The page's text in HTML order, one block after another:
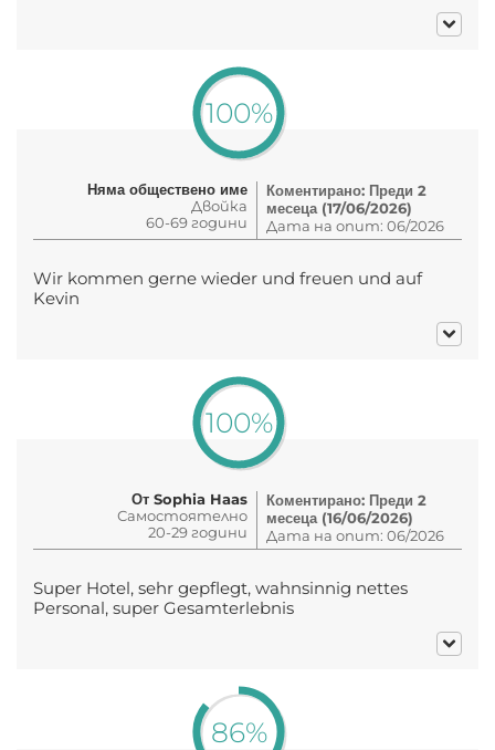
100%
Няма обществено име
Двойка
60-69 години
Коментирано: Преди 2
месеца (17/06/2026)
Дата на опит: 06/2026
Wir kommen gerne wieder und freuen und auf
Kevin
100%
От Sophia Haas
Самостоятелно
20-29 години
Коментирано: Преди 2
месеца (16/06/2026)
Дата на опит: 06/2026
Super Hotel, sehr gepflegt, wahnsinnig nettes
Personal, super Gesamterlebnis
86%